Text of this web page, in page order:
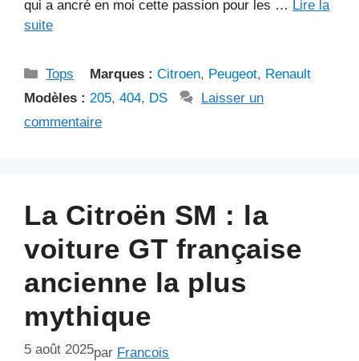
qui a ancré en moi cette passion pour les … Lire la
suite
Catégories
Tops Marques : Citroen, Peugeot, Renault
Modèles : 205, 404, DS
Laisser un
commentaire
La Citroën SM : la
voiture GT française
ancienne la plus
mythique
5 août 2025par Francois